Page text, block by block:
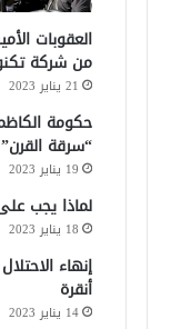
العقوبات
من شركة
21 يناير 2023
حكومة
“سرقة القرن”
19 يناير 2023
لماذا يجب
18 يناير 2023
إنهاء
أنقرة
14 يناير 2023